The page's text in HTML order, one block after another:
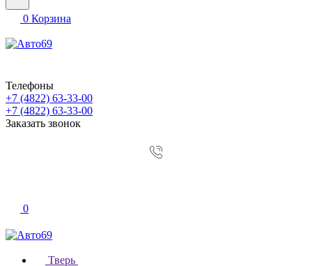
0 Корзина
Телефоны
+7 (4822) 63-33-00
+7 (4822) 63-33-00
Заказать звонок
0
Тверь